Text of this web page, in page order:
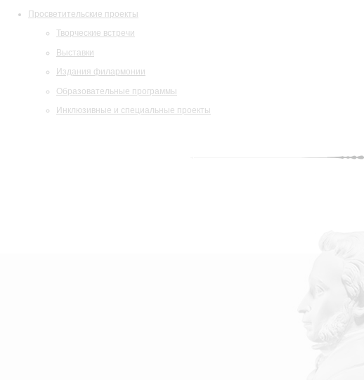
Просветительские проекты
Творческие встречи
Выставки
Издания филармонии
Образовательные программы
Инклюзивные и специальные проекты